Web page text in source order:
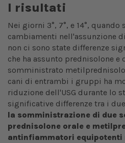
I risultati
Nei giorni 3°, 7°, e 14°,
cambiamenti nell'assunzione
non ci sono state differenze
che ha assunto prednisolone e
somministrato
cani di entrambi i gruppi ha
riduzione dell'USG durante lo
significative differenze tra i
la somministrazione di due
prednisolone orale e
antinfiammatori equipotenti